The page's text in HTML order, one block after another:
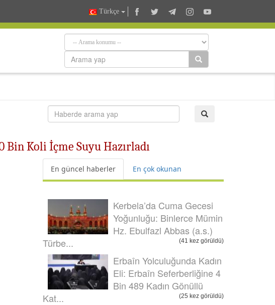
Türkçe
Koli İçme Suyu Hazırladı
En güncel haberler En çok okunan
Kerbela’da Cuma Gecesi
Yoğunluğu: Binlerce Mümin
Hz. Ebulfazl Abbas (a.s.)
Türbe...
(41 kez görüldü)
Erbaîn Yolculuğunda Kadın
Eli: Erbaîn Seferberliğine 4
Bin 489 Kadın Gönüllü
Kat...
(25 kez görüldü)